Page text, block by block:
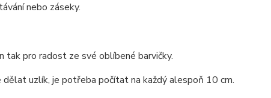
nebo záseky.
tak pro radost ze své oblíbené barvičky.
uzlík, je potřeba počítat na každý alespoň 10 cm.